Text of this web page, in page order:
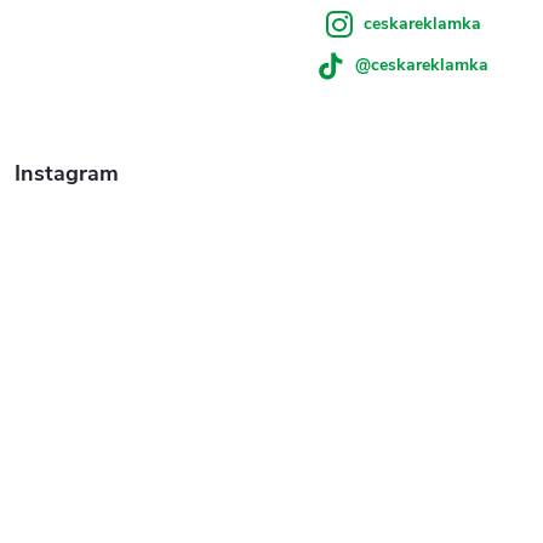
Instagram
ceskareklamka
@ceskareklamka